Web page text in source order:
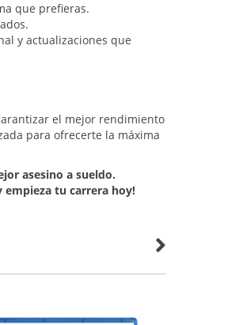
que prefieras.
y actualizaciones que
el mejor rendimiento
para ofrecerte la máxima
asesino a sueldo.
empieza tu carrera hoy!